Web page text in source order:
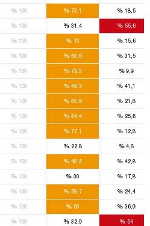
%100 % 73,1 % 18,5
%100 % 31,4 % 55,6
%100 % 70 % 15,6
%100 % 60,6 % 31,5
%100 % 72,3 %9,9
%100 % 46,5 % 41,1
%100 % 63,9 % 21,8
%100 % 64,4 % 25,6
%100 % 77,1 % 12,8
%100 % 22,8 %4,8
%100 % 48,5 % 42,8
%100 % 30 % 17,8
%100 % 58,7 % 24,4
%100 % 50 % 36,9
%100 % 32,9 %54